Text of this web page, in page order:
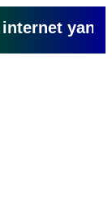
yang